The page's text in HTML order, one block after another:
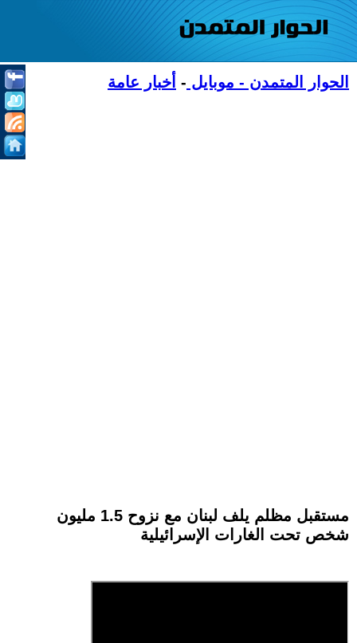
الحوار المتمدن - موبايل - أخبار عامة
مستقبل مظلم يلف لبنان مع نزوح 1.5 مليون
شخص تحت الغارات الإسرائيلية